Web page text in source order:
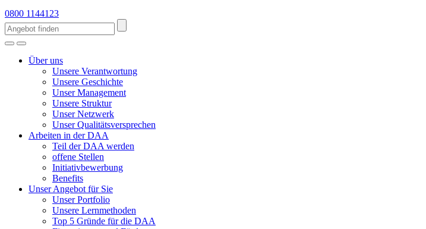
0800 1144123
Über uns
Unsere Verantwortung
Unsere Geschichte
Unser Management
Unsere Struktur
Unser Netzwerk
Unser Qualitätsversprechen
Arbeiten in der DAA
Teil der DAA werden
offene Stellen
Initiativbewerbung
Benefits
Unser Angebot für Sie
Unser Portfolio
Unsere Lernmethoden
Top 5 Gründe für die DAA